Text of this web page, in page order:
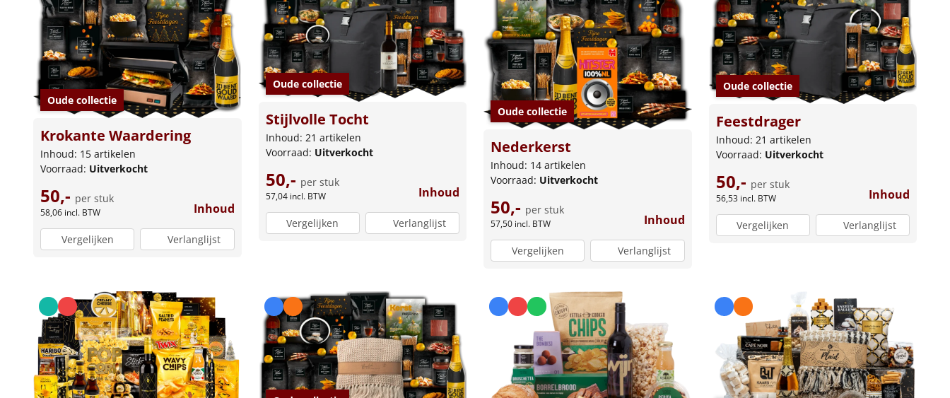
Oude collectie
Krokante Waardering
Inhoud: 15 artikelen
Voorraad: Uitverkocht
50,- per stuk
58,06 incl. BTW Inhoud
Vergelijken Verlanglijst
Oude collectie
Stijlvolle Tocht
Inhoud: 21 artikelen
Voorraad: Uitverkocht
50,- per stuk
57,04 incl. BTW Inhoud
Vergelijken Verlanglijst
Oude collectie
Nederkerst
Inhoud: 14 artikelen
Voorraad: Uitverkocht
50,- per stuk
57,50 incl. BTW Inhoud
Vergelijken Verlanglijst
Oude collectie
Feestdrager
Inhoud: 21 artikelen
Voorraad: Uitverkocht
50,- per stuk
56,53 incl. BTW Inhoud
Vergelijken Verlanglijst